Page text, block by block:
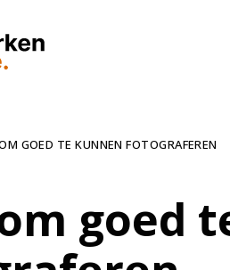
GOED TE KUNNEN FOTOGRAFEREN
goed